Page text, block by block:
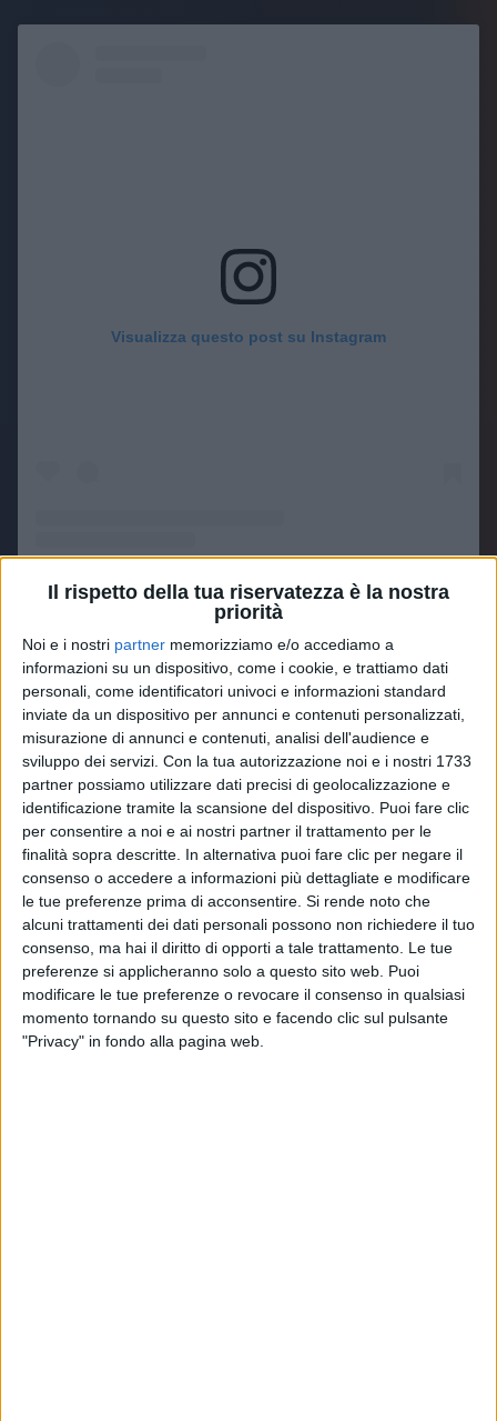
Il rispetto della tua riservatezza è la nostra
priorità
Noi e i nostri partner memorizziamo e/o accediamo a
informazioni su un dispositivo, come i cookie, e trattiamo dati
personali, come identificatori univoci e informazioni standard
inviate da un dispositivo per annunci e contenuti personalizzati,
misurazione di annunci e contenuti, analisi dell'audience e
sviluppo dei servizi. Con la tua autorizzazione noi e i nostri 1733
partner possiamo utilizzare dati precisi di geolocalizzazione e
identificazione tramite la scansione del dispositivo. Puoi fare clic
per consentire a noi e ai nostri partner il trattamento per le
finalità sopra descritte. In alternativa puoi fare clic per negare il
consenso o accedere a informazioni più dettagliate e modificare
le tue preferenze prima di acconsentire. Si rende noto che
alcuni trattamenti dei dati personali possono non richiedere il tuo
consenso, ma hai il diritto di opporti a tale trattamento. Le tue
preferenze si applicheranno solo a questo sito web. Puoi
modificare le tue preferenze o revocare il consenso in qualsiasi
momento tornando su questo sito e facendo clic sul pulsante
"Privacy" in fondo alla pagina web.
Visualizza questo post su Instagram
Un post condiviso da Vasco Rossi (@vascorossi)
Adesso, è ora di ultimare una scaletta che Vasco
Rossi preannunciasorprendente: “Sarà una bella
botta”, garantisce. Poi, lo spoilersul primo brano:
“Inizia con una canzone che non si aspetta
nessuno, risistemata”. I primi 3 pezzi, in particolare,
saranno “forti, tirati, senza pausa ”, seguiti da una
ballata emozionante: “Poi si ricomincia a spingere... e
via così, con degli sbalzi emozionali ben studiati. Ci
dev’essere un equilibrio tra due canzoni vicine anche
come tonalità
”, ha spiegato ancora il Blasco,
dimostrando attenzione ai dettagli.